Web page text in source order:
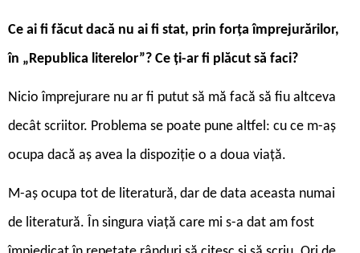
Ce ai fi făcut dacă nu ai fi stat, prin forța împrejurărilor,
în „Republica literelor”? Ce ți-ar fi plăcut să faci?
Nicio împrejurare nu ar fi putut să mă facă să fiu altceva
decât scriitor. Problema se poate pune altfel: cu ce m-aș
ocupa dacă aș avea la dispoziție o a doua viață.
M-aș ocupa tot de literatură, dar de data aceasta numai
de literatură. În singura viață care mi s-a dat am fost